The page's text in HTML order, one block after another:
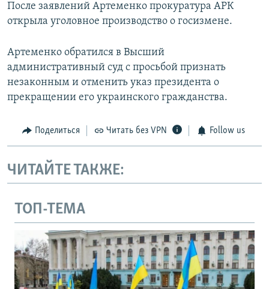
После заявлений Артеменко прокуратура АРК
открыла уголовное производство о госизмене.
Артеменко обратился в Высший
административный суд с просьбой признать
незаконным и отменить указ президента о
прекращении его украинского гражданства.
Поделиться Читать без VPN Follow us
ЧИТАЙТЕ ТАКЖЕ:
ТОП-ТЕМА